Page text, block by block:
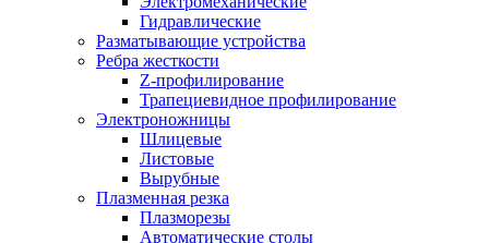
Гидравлические
Разматывающие устройства
Ребра жесткости
Z-профилирование
Трапециевидное профилирование
Электроножницы
Шлицевые
Листовые
Вырубные
Плазменная резка
Плазморезы
Автоматические столы